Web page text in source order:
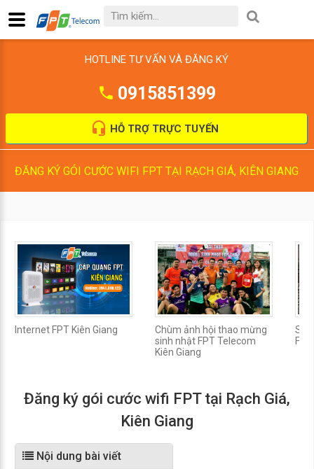
HOTLINE TƯ VẤN VÀ ĐĂNG KÝ
0915851399
HỖ TRỢ TRỰC TUYẾN
ĐĂNG KÝ GÓI CƯỚC WIFI FPT TẠI RẠCH GIÁ, KIÊN GIANG
Internet FPT Kiên Giang
Chùm ảnh hội thao mừng
sinh nhật FPT Telecom
Kiên Giang
Số
Đăng ký gói cước wifi FPT tại Rạch Giá,
Kiên Giang
Nội dung bài viết